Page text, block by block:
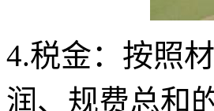
4.税金：按照
润、规费总和